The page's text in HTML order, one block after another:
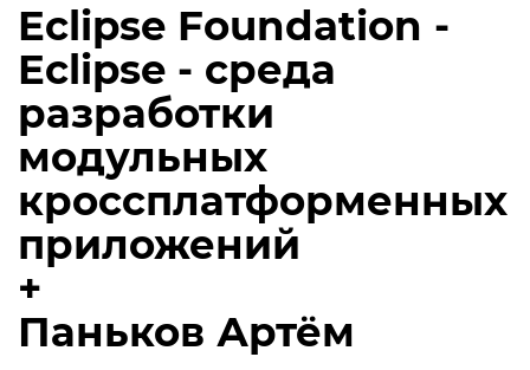
Eclipse Foundation -
Eclipse - среда
разработки
модульных
кроссплатформенных
приложений
+
Паньков Артём